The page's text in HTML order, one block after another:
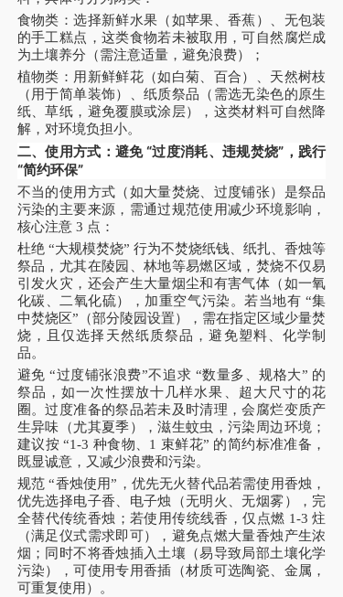
食物类：选择新鲜水果（如苹果、香蕉）、无包装
的手工糕点，这类食物若未被取用，可自然腐烂成
为土壤养分（需注意适量，避免浪费）；
植物类：用新鲜鲜花（如白菊、百合）、天然树枝
（用于简单装饰）、纸质祭品（需选无染色的原生
纸、草纸，避免覆膜或涂层），这类材料可自然降
解，对环境负担小。
二、使用方式：避免 “过度消耗、违规焚烧”，践行
“简约环保”
不当的使用方式（如大量焚烧、过度铺张）是祭品
污染的主要来源，需通过规范使用减少环境影响，
核心注意 3 点：
杜绝 “大规模焚烧” 行为不焚烧纸钱、纸扎、香烛等
祭品，尤其在陵园、林地等易燃区域，焚烧不仅易
引发火灾，还会产生大量烟尘和有害气体（如一氧
化碳、二氧化硫），加重空气污染。若当地有 “集
中焚烧区”（部分陵园设置），需在指定区域少量焚
烧，且仅选择天然纸质祭品，避免塑料、化学制
品。
避免 “过度铺张浪费”不追求 “数量多、规格大” 的
祭品，如一次性摆放十几样水果、超大尺寸的花
圈。过度准备的祭品若未及时清理，会腐烂变质产
生异味（尤其夏季），滋生蚊虫，污染周边环境；
建议按 “1-3 种食物、1 束鲜花” 的简约标准准备，
既显诚意，又减少浪费和污染。
规范 “香烛使用”，优先无火替代品若需使用香烛，
优先选择电子香、电子烛（无明火、无烟雾），完
全替代传统香烛；若使用传统线香，仅点燃 1-3 炷
（满足仪式需求即可），避免点燃大量香烛产生浓
烟；同时不将香烛插入土壤（易导致局部土壤化学
污染），可使用专用香插（材质可选陶瓷、金属，
可重复使用）。